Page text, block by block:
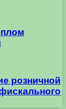
розничной